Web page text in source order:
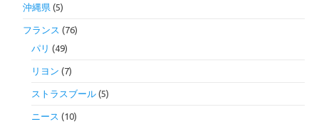
沖縄県 (5)
フランス (76)
パリ (49)
リヨン (7)
ストラスブール (5)
ニース (10)